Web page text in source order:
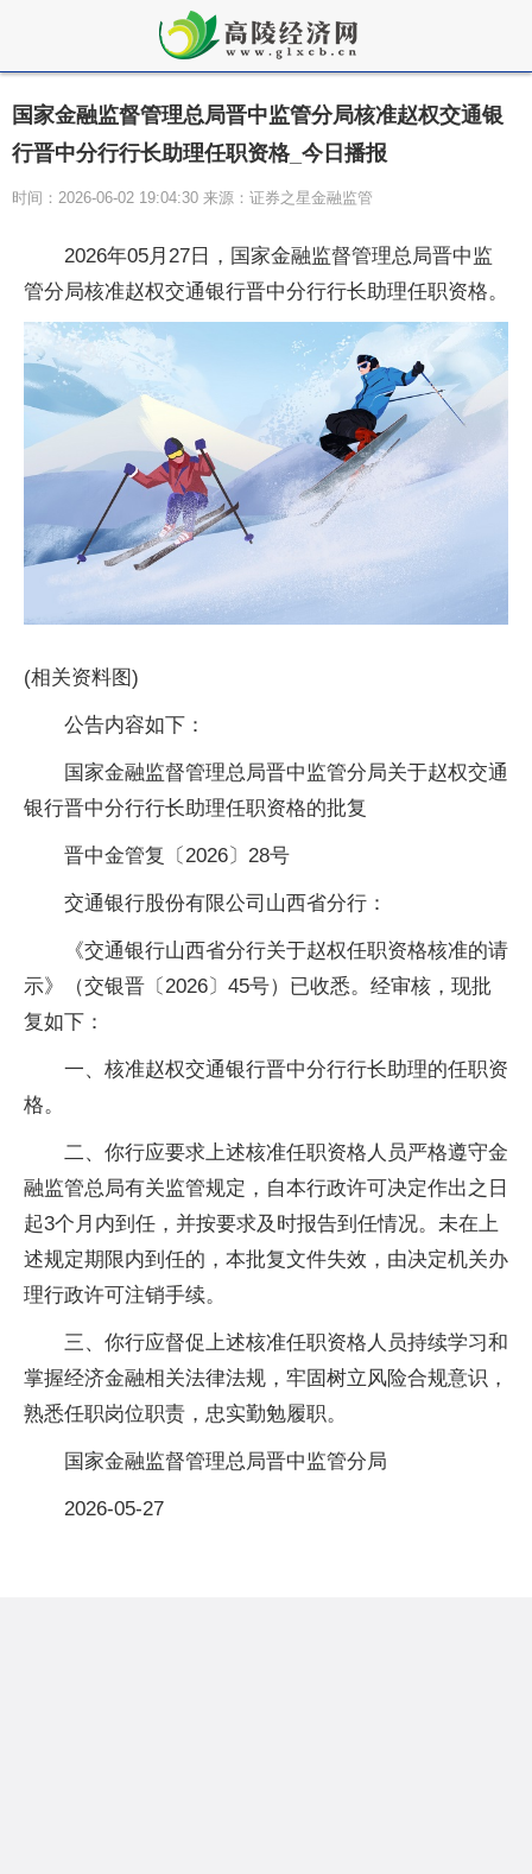
国家金融监督管理总局晋中监管分局核准赵权交通银
行晋中分行行长助理任职资格_今日播报
时间：2026-06-02 19:04:30 来源：证券之星金融监管
2026年05月27日，国家金融监督管理总局晋中监
管分局核准赵权交通银行晋中分行行长助理任职资格。
(相关资料图)
公告内容如下：
国家金融监督管理总局晋中监管分局关于赵权交通
银行晋中分行行长助理任职资格的批复
晋中金管复〔2026〕28号
交通银行股份有限公司山西省分行：
《交通银行山西省分行关于赵权任职资格核准的请
示》（交银晋〔2026〕45号）已收悉。经审核，现批
复如下：
一、核准赵权交通银行晋中分行行长助理的任职资
格。
二、你行应要求上述核准任职资格人员严格遵守金
融监管总局有关监管规定，自本行政许可决定作出之日
起3个月内到任，并按要求及时报告到任情况。未在上
述规定期限内到任的，本批复文件失效，由决定机关办
理行政许可注销手续。
三、你行应督促上述核准任职资格人员持续学习和
掌握经济金融相关法律法规，牢固树立风险合规意识，
熟悉任职岗位职责，忠实勤勉履职。
国家金融监督管理总局晋中监管分局
2026-05-27